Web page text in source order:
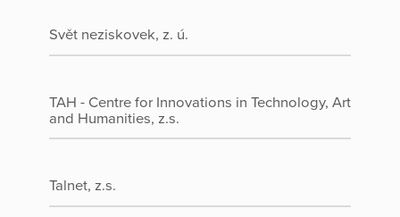
Svět neziskovek, z. ú.
TAH - Centre for Innovations in Technology, Art
and Humanities, z.s.
Talnet, z.s.